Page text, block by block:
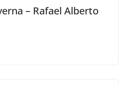
– Rafael Alberto